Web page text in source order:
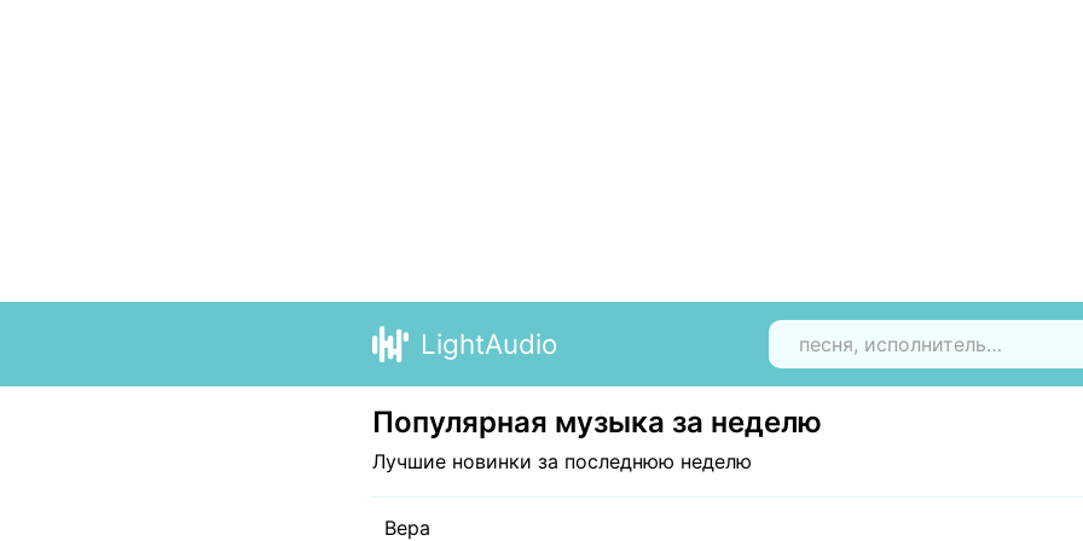
LightAudio
Популярная музыка за неделю
Лучшие новинки за последнюю неделю
Вера